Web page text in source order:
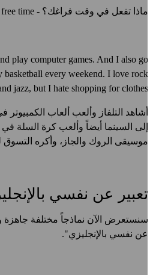
ماذا تفعل في وقت فراغك؟ - time?
play computer games. And I also go
basketball every weekend. I love rock
and jazz, but I hate shopping for clothes.
أشاهد التلفاز وألعب ألعاب الكمبيوتر
إلى السينما أيضاً وألعب كرة السلة في
موسيقى الروك والجاز، وأكره التسوق
تعبير عن نفسي
سنستعرض الآن نماذجاً مختلفة جاهزة
عن نفسي بالإنجليزي".